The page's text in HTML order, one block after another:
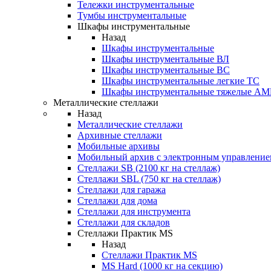
Тележки инструментальные
Тумбы инструментальные
Шкафы инструментальные
Назад
Шкафы инструментальные
Шкафы инструментальные ВЛ
Шкафы инструментальные ВС
Шкафы инструментальные легкие ТС
Шкафы инструментальные тяжелые
Металлические стеллажи
Назад
Металлические стеллажи
Архивные стеллажи
Мобильные архивы
Мобильный архив с электронным
Стеллажи SB (2100 кг на стеллаж)
Стеллажи SBL (750 кг на стеллаж)
Стеллажи для гаража
Стеллажи для дома
Стеллажи для инструмента
Стеллажи для складов
Стеллажи Практик MS
Назад
Стеллажи Практик MS
MS Hard (1000 кг на секцию)